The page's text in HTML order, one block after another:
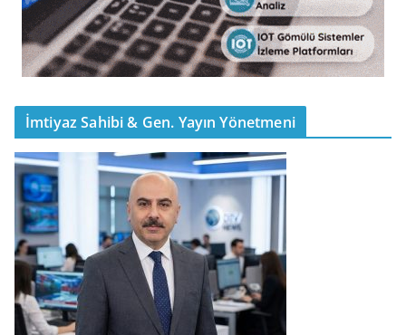
İmtiyaz Sahibi & Gen. Yayın Yönetmeni